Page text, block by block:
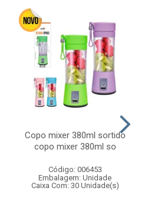
Copo mixer 380ml sortido
copo mixer 380ml so
Código: 006453
Embalagem: Unidade
Caixa Com: 30 Unidade(s)